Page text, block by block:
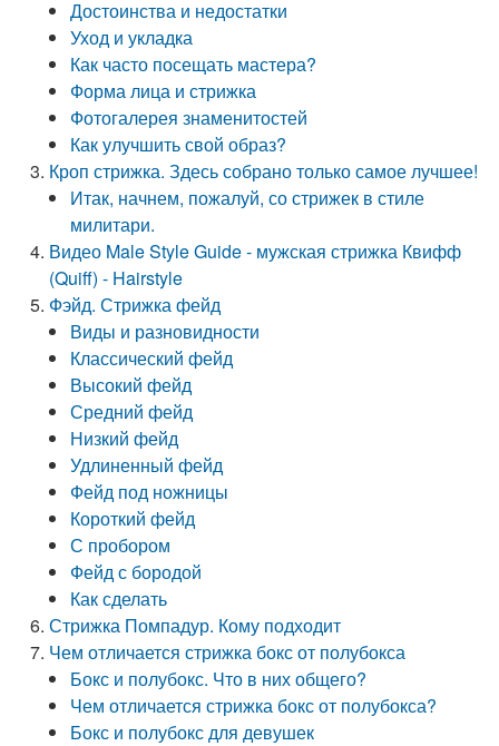
Достоинства и недостатки
Уход и укладка
Как часто посещать мастера?
Форма лица и стрижка
Фотогалерея знаменитостей
Как улучшить свой образ?
Кроп стрижка. Здесь собрано только самое лучшее!
Итак, начнем, пожалуй, со стрижек в стиле
милитари.
Видео Male Style Guide - мужская стрижка Квифф
(Quiff) - Hairstyle
Фэйд. Стрижка фейд
Виды и разновидности
Классический фейд
Высокий фейд
Средний фейд
Низкий фейд
Удлиненный фейд
Фейд под ножницы
Короткий фейд
С пробором
Фейд с бородой
Как сделать
Стрижка Помпадур. Кому подходит
Чем отличается стрижка бокс от полубокса
Бокс и полубокс. Что в них общего?
Чем отличается стрижка бокс от полубокса?
Бокс и полубокс для девушек